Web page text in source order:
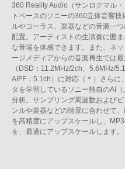
360 Reality Audio（サンロクマル
トベースのソニーの360立体音響
ルやコーラス、楽器などの音源一
配置。アーティストの生演奏に囲
な音場を体感できます。また、ネ
ージメディアからの音楽再生では
（DSD：11.2MHz/2ch、5.6MHz/
AIFF：5.1ch）に対応（＊）さらに
タを学習しているソニー独自のAI
分析。サンプリング周波数および
ンルや楽器などの情景に合わせて
を高精度にアップスケールし、
を、最適にアップスケールします。